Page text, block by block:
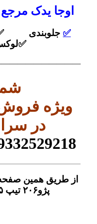
اوجا یدک
✅ جلوبندی
ویژه
در
04135513904
از طریق همین صفحه
پژو۲۰۶ تیپ ۵ فرانتک اقدام نمایید